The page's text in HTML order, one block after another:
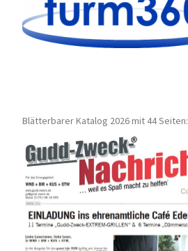
Blätterbarer Katalog 2026 mit 44 Seiten: